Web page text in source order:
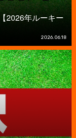
2026年ルーキー
2026.06.18